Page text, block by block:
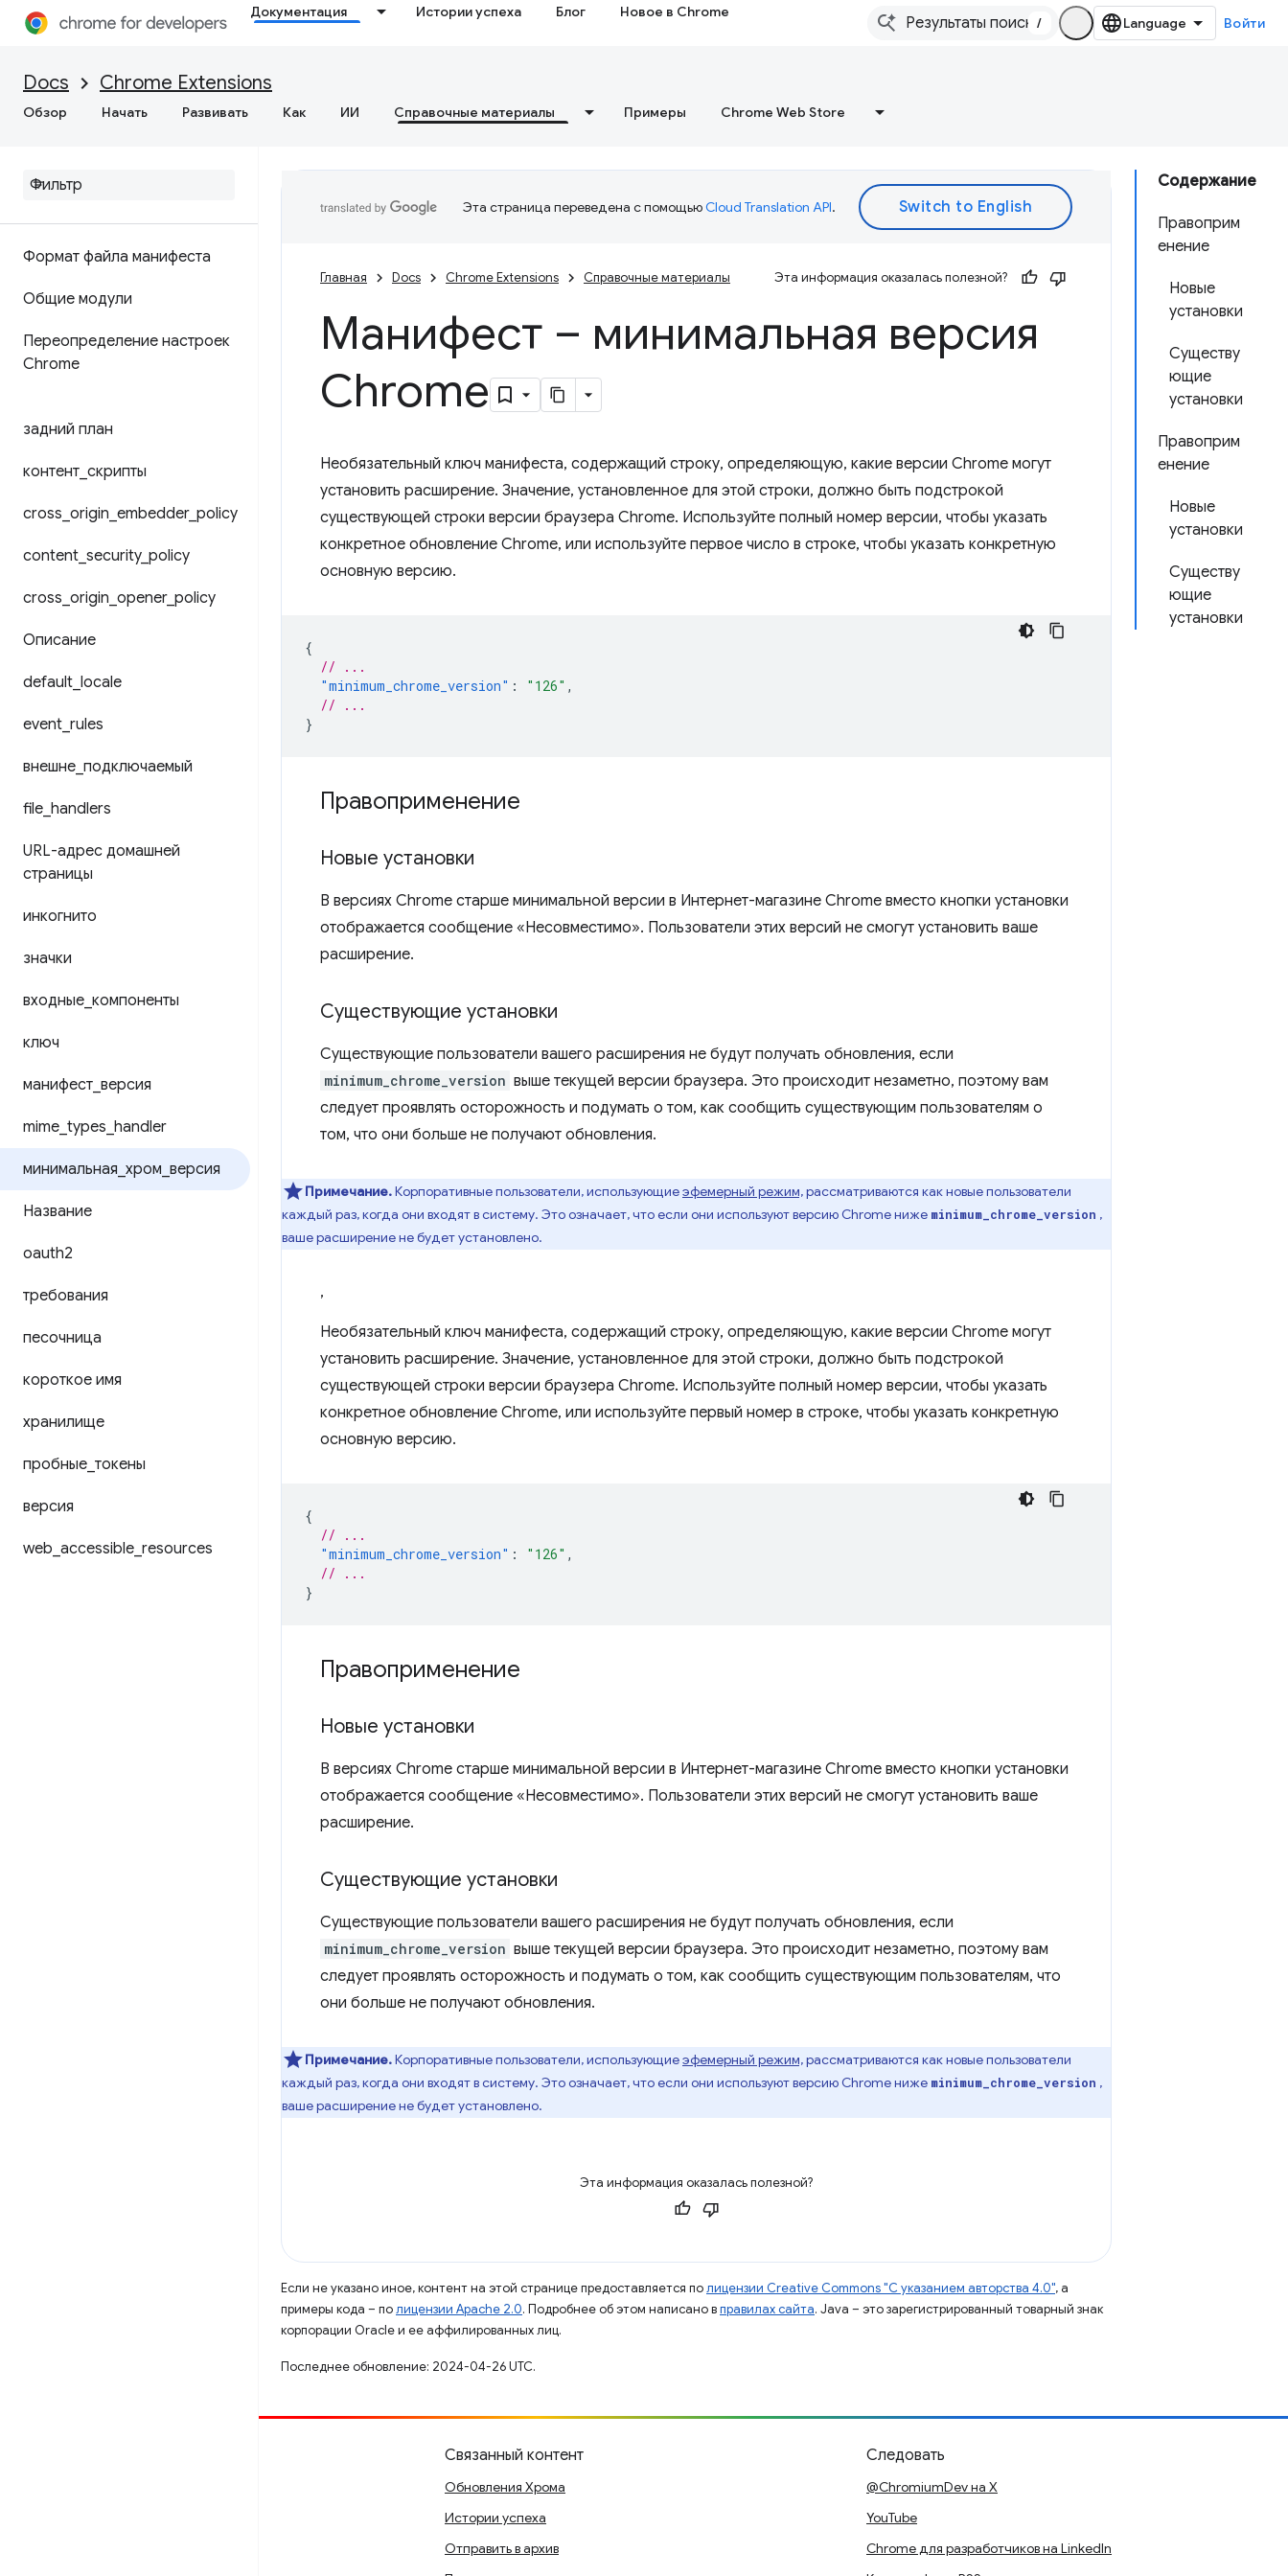
Документация Истории успеха Блог Новое в Chrome
/ Войти
Docs Chrome Extensions
Обзор Начать Развивать Как ИИ Справочные материалы Примеры Chrome Web Store
Формат файла манифеста
Общие модули
Переопределение настроек
Chrome
задний план
контент скрипты
cross origin embedder_ policy
content security_ policy
cross origin opener_ policy
Описание
default locale
event rules
внешне подключаемый
file handlers
URL-адрес домашней
страницы
инкогнито
значки
входные компоненты
ключ
манифест версия
mime types handler
минимальная хром версия
Название
oauth2
требования
песочница
короткое имя
хранилище
пробные токены
версия
web accessible resources
Содержание
Правоприм
енение
Новые
установки
Существу
ющие
установки
Правоприм
енение
Новые
установки
Существу
ющие
установки
Эта страница переведена с помощьюCloud Translation API.
Главная Docs Chrome Extensions Справочные материалы Эта информация оказалась полезной?
Манифест – минимальная версия
Chrome
Необязательный ключ манифеста, содержащий строку, определяющую, какие версии Chrome могут
установить расширение. Значение, установленное для этой строки, должно быть подстрокой
существующей строки версии браузера Chrome. Используйте полный номер версии, чтобы указать
конкретное обновление Chrome, или используйте первое число в строке, чтобы указать конкретную
основную версию.
{
// ...
"minimum_chrome_version" : "126" ,
// ...
}
Правоприменение
Новые установки
В версиях Chrome старше минимальной версии в Интернет-магазине Chrome вместо кнопки установки
отображается сообщение «Несовместимо». Пользователи этих версий не смогут установить ваше
расширение.
Существующие установки
Существующие пользователи вашего расширения не будут получать обновления, если
minimum_chrome_version выше текущей версии браузера. Это происходит незаметно, поэтому вам
следует проявлять осторожность и подумать о том, как сообщить существующим пользователям о
том, что они больше не получают обновления.
Примечание.Корпоративные пользователи, использующиеэфемерный режим,рассматриваются как новые пользователи
каждый раз, когда они входят в систему. Это означает, что если они используют версию Chrome ниже minimum_chrome_version ,
ваше расширение не будет установлено.
,
Необязательный ключ манифеста, содержащий строку, определяющую, какие версии Chrome могут
установить расширение. Значение, установленное для этой строки, должно быть подстрокой
существующей строки версии браузера Chrome. Используйте полный номер версии, чтобы указать
конкретное обновление Chrome, или используйте первый номер в строке, чтобы указать конкретную
основную версию.
{
// ...
"minimum_chrome_version" : "126" ,
// ...
}
Правоприменение
Новые установки
В версиях Chrome старше минимальной версии в Интернет-магазине Chrome вместо кнопки установки
отображается сообщение «Несовместимо». Пользователи этих версий не смогут установить ваше
расширение.
Существующие установки
Существующие пользователи вашего расширения не будут получать обновления, если
minimum_chrome_version выше текущей версии браузера. Это происходит незаметно, поэтому вам
следует проявлять осторожность и подумать о том, как сообщить существующим пользователям, что
они больше не получают обновления.
Примечание.Корпоративные пользователи, использующиеэфемерный режим,рассматриваются как новые пользователи
каждый раз, когда они входят в систему. Это означает, что если они используют версию Chrome ниже minimum_chrome_version ,
ваше расширение не будет установлено.
Эта информация оказалась полезной?
Если не указано иное, контент на этой странице предоставляется полицензии Creative Commons "С указанием авторства 4.0", а
примеры кода – полицензии Apache 2.0. Подробнее об этом написано вправилах сайта. Java – это зарегистрированный товарный знак
корпорации Oracle и ее аффилированных лиц.
Последнее обновление: 2024-04-26 UTC.
Связанный контент
Обновления Хрома
Истории успеха
Отправить в архив
Следовать
@ChromiumDev на X
YouTube
Chrome для разработчиков на LinkedIn